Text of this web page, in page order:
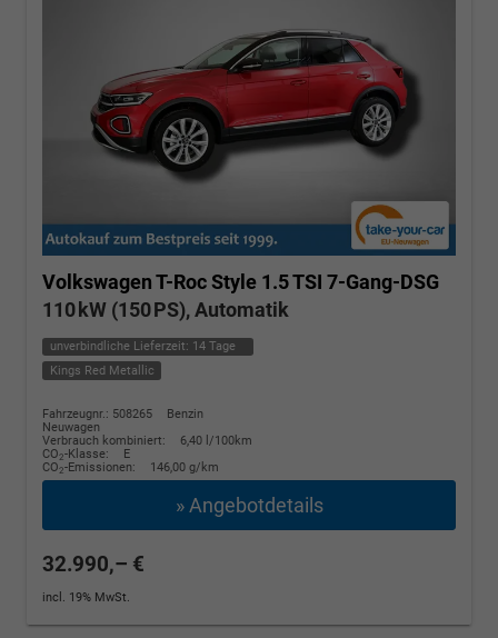
Volkswagen T-RocStyle 1.5 TSI 7-Gang-DSG
110 kW (150 PS), Automatik
unverbindliche Lieferzeit: 14 Tage
Kings Red Metallic
Fahrzeugnr.: 508265
Benzin
Neuwagen
Verbrauch kombiniert:
6,40 l/100km
CO2-Klasse:
E
CO2-Emissionen: 146,00 g/km
» Angebotdetails
32.990,– €
incl. 19% MwSt.